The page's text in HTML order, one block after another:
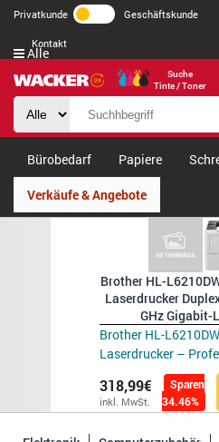
Privatkunde Geschäftskunde
Kontakt
Suche
Tinte / Toner
Alle
Bürobedarf Papiere
Verkäufe & Angebote
Brother HL-
Laserdrucker
GHz Gigabit-
Brother HL-
Laserdrucker –
318,99€
inkl. MwSt.
Sparen
34.46%